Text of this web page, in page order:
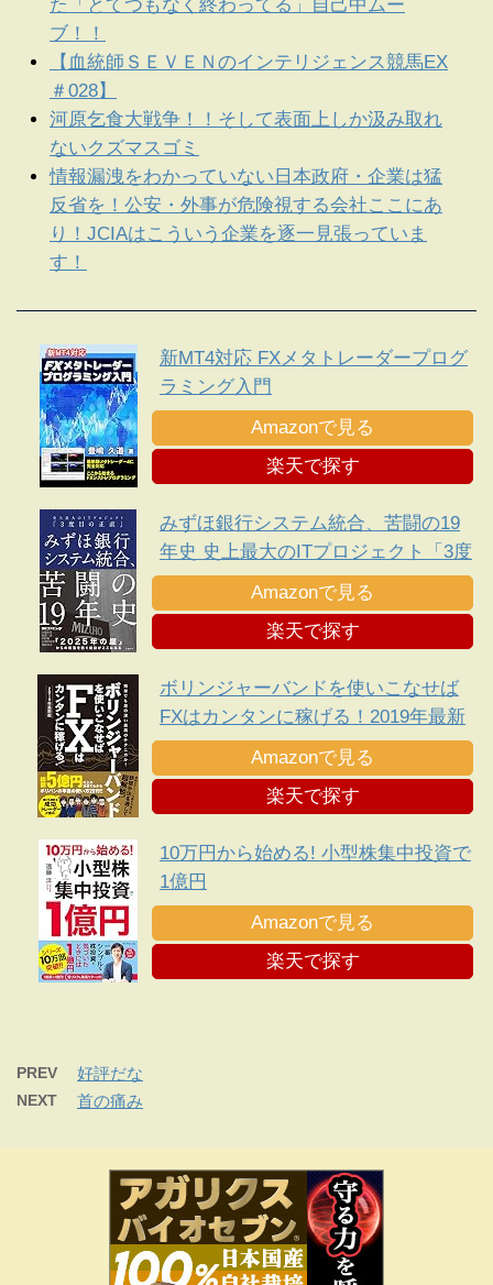
た「とてつもなく終わってる」自己中ムー
ブ！！
【血統師ＳＥＶＥＮのインテリジェンス競馬EX
＃028】
河原乞食大戦争！！そして表面上しか汲み取れ
ないクズマスゴミ
情報漏洩をわかっていない日本政府・企業は猛
反省を！公安・外事が危険視する会社ここにあ
り！JCIAはこういう企業を逐一見張っていま
す！
新MT4対応 FXメタトレーダープログ
ラミング入門
Amazonで見る
楽天で探す
みずほ銀行システム統合、苦闘の19
年史 史上最大のITプロジェクト「3度
目の正直」
Amazonで見る
楽天で探す
ボリンジャーバンドを使いこなせば
FXはカンタンに稼げる！2019年最新
版
Amazonで見る
楽天で探す
10万円から始める! 小型株集中投資で
1億円
Amazonで見る
楽天で探す
PREV 好評だな
NEXT 首の痛み